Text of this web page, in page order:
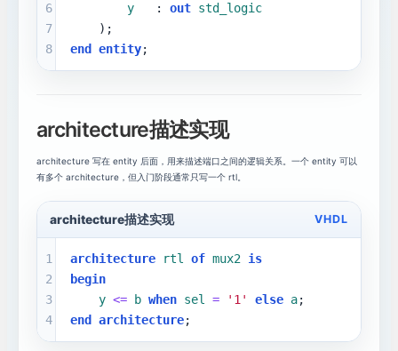
6
7
8
y
   :
out std_logic
    );
end
entity;
architecture描述实现
architecture 写在 entity 后面，用来描述端口之间的逻辑关系。一个 entity 可以
有多个 architecture，但入门阶段通常只写一个 rtl。
architecture描述实现 VHDL
1
2
3
4
architecture rtl of mux2 is
begin
y <= b when sel = '1' else a;
end
architecture;